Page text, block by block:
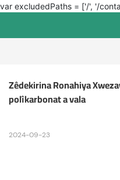
var excludedPaths = ['/', '/
Zêdekirina Ronahiya
polîkarbonat a vala
2024-09-23